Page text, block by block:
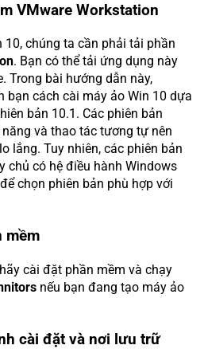
VMware Workstation
chúng ta cần phải tải phần
. Bạn có thể tải ứng dụng này
Trong bài hướng dẫn này,
bạn cách cài máy ảo Win 10 dựa
bản 10.1. Các phiên bản
và thao tác tương tự nên
lắng. Tuy nhiên, các phiên bản
chủ có hệ điều hành Windows
chọn phiên bản phù hợp với
mềm
cài đặt phần mềm và chạy
nếu bạn đang tạo máy ảo
cài đặt và nơi lưu trữ